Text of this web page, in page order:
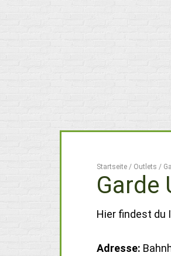
Startseite / Outlets /
Garde
Hier findest du
Adresse: